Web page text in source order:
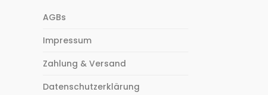
AGBs
Impressum
Zahlung & Versand
Datenschutzerklärung